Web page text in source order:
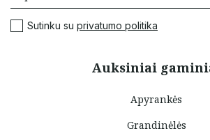
Auksiniai
Apyrankės
Grandinėlės
Sutinku su privatumo politika